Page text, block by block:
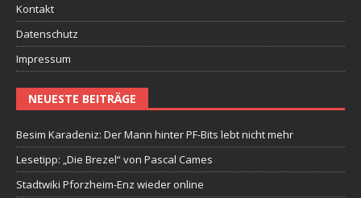
Kontakt
Datenschutz
Impressum
NEUESTE BEITRÄGE
Besim Karadeniz: Der Mann hinter PF-Bits lebt nicht mehr
Lesetipp: „Die Brezel“ von Pascal Cames
Stadtwiki Pforzheim-Enz wieder online